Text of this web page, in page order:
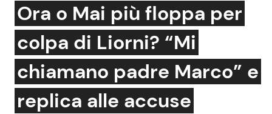
News e Cronaca
Attualità Italiana
Dal Mondo
Gossip e TV
Bellezze VIP
Ora o Mai più floppa per
colpa di Liorni? “Mi
chiamano padre Marco” e
replica alle accuse